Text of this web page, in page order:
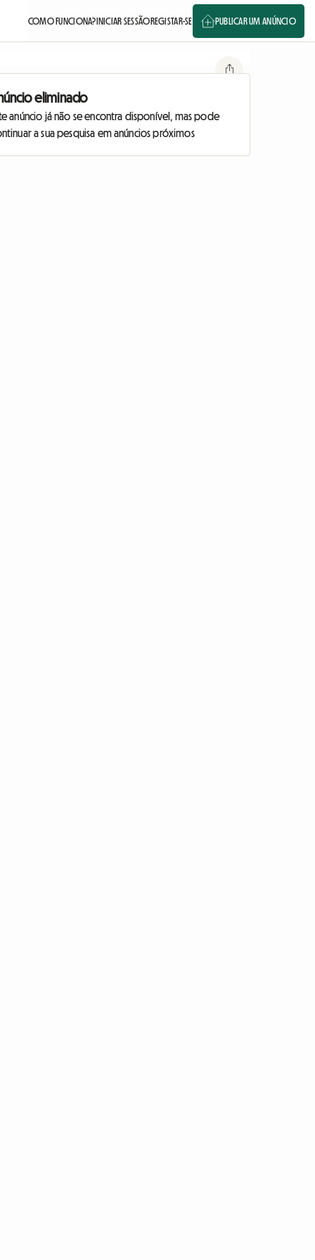
COMO FUNCIONA?INICIAR SESSÃOREGISTAR-SE PUBLICAR UM ANÚNCIO
eliminado
anúncio já não se encontra disponível, mas pode
a sua pesquisa em anúncios próximos